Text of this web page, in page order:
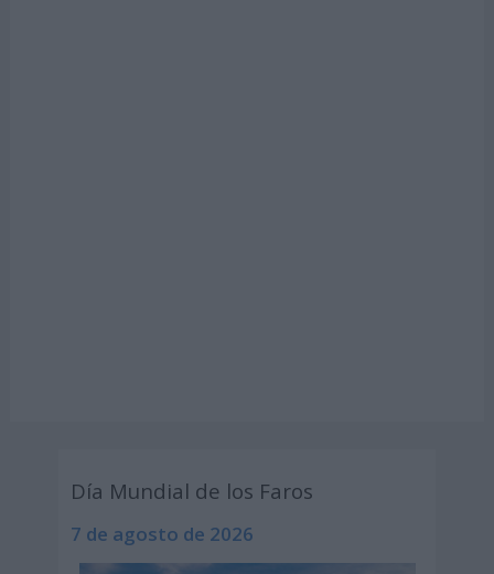
Día Mundial de los Faros
7 de agosto de 2026